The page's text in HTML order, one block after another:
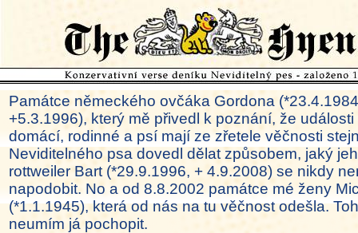
Památce německého ovčáka Gordona
+5.3.1996), který mě přivedl k poznání, že
domácí, rodinné a psí mají ze zřetele věčnosti
Neviditelného psa dovedl dělat způsobem, jaký
rottweiler Bart (*29.9.1996, + 4.9.2008) se nikdy
napodobit. No a od 8.8.2002 památce mé ženy
(*1.1.1945), která od nás na tu věčnost odešla.
neumím já pochopit.